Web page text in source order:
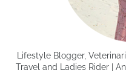
Lifestyle Blogger,
Travel and Ladies Rider |